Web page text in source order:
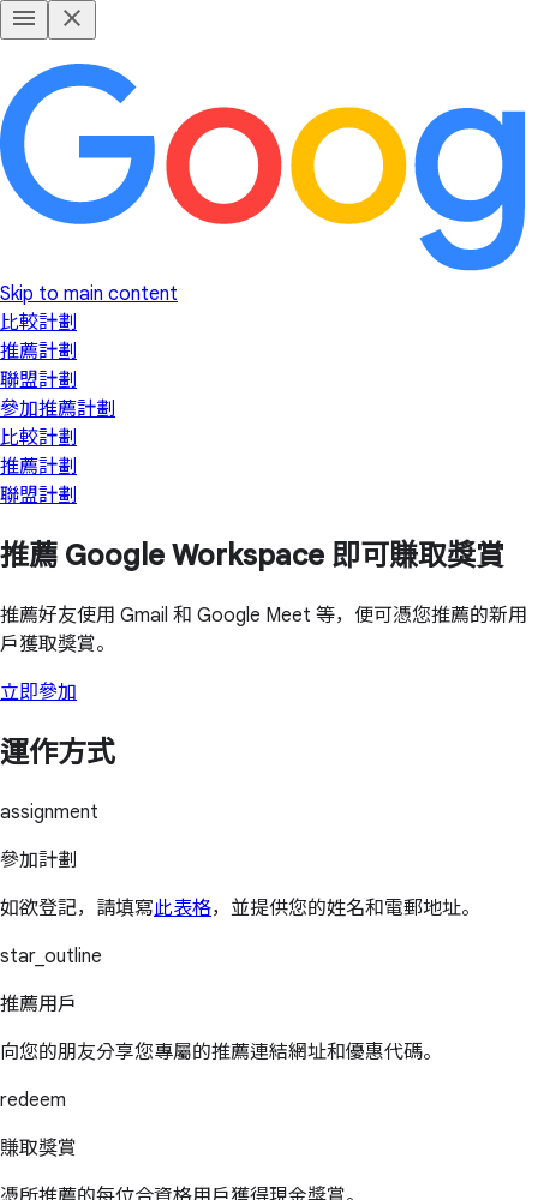
Skip to main content
比較計劃
推薦計劃
聯盟計劃
參加推薦計劃
比較計劃
推薦計劃
聯盟計劃
推薦 Google Workspace 即可賺取獎賞
推薦好友使用 Gmail 和 Google Meet 等，便可憑您推薦的新用
戶獲取獎賞。
立即參加
運作方式
assignment
參加計劃
如欲登記，請填寫此表格，並提供您的姓名和電郵地址。
star_outline
推薦用戶
向您的朋友分享您專屬的推薦連結網址和優惠代碼。
redeem
賺取獎賞